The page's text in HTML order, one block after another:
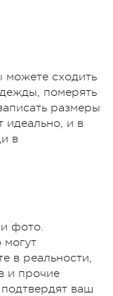
можете сходить
померять
размеры
идеально, и в
в
фото.
могут
в реальности,
и прочие
ваш